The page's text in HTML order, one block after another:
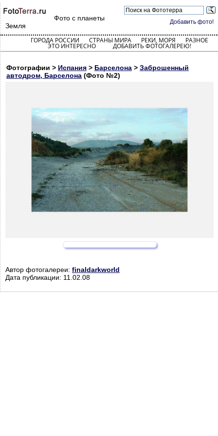
Добавить фото!
Фото с планеты
Земля
ГОРОДА РОССИИ СТРАНЫ МИРА РЕКИ, МОРЯ РАЗНОЕ
ЭТО ИНТЕРЕСНО ДОБАВИТЬ ФОТОГАЛЕРЕЮ!
Фотографии > Испания > Барселона > Заброшенный
автодром, Барселона (Фото №2)
Автор фотогалереи: finaldarkworld
Дата публикации: 11.02.08